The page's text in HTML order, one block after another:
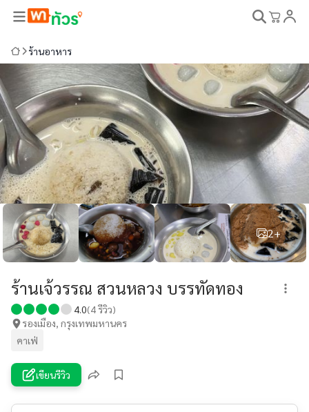
ร้านอาหาร
2+
ร้านเจ้วรรณ สวนหลวง บรรทัดทอง
4.0(4รีวิว)
รองเมือง, กรุงเทพมหานคร
คาเฟ่
เขียนรีวิว